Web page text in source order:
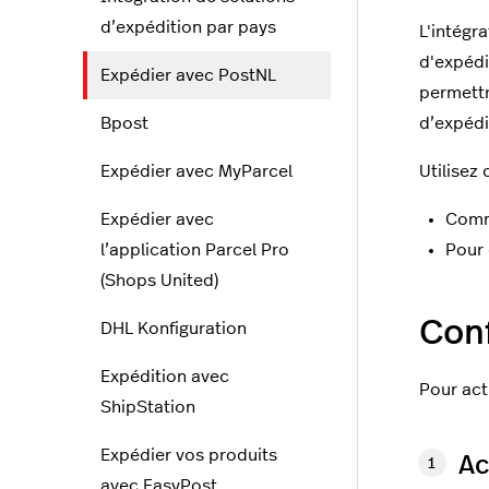
Utilisez
Pour
d’expédition par pays
Expédier avec PostNL
Bpost
Expédier avec MyParcel
Expédier avec
l’application Parcel Pro
(Shops United)
DHL Konfiguration
Expédition avec
ShipStation
Expédier vos produits